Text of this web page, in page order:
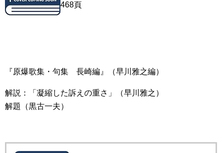
468頁
『原爆歌集・句集 長崎編』（早川雅之編）
解説：「凝縮した訴えの重さ」（早川雅之）
解題（黒古一夫）